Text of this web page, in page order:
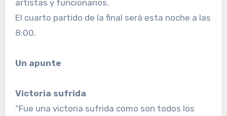
artistas y funcionarios.
El cuarto partido de la final será esta noche a las
8:00.
Un apunte
Victoria sufrida
“Fue una victoria sufrida como son todos los